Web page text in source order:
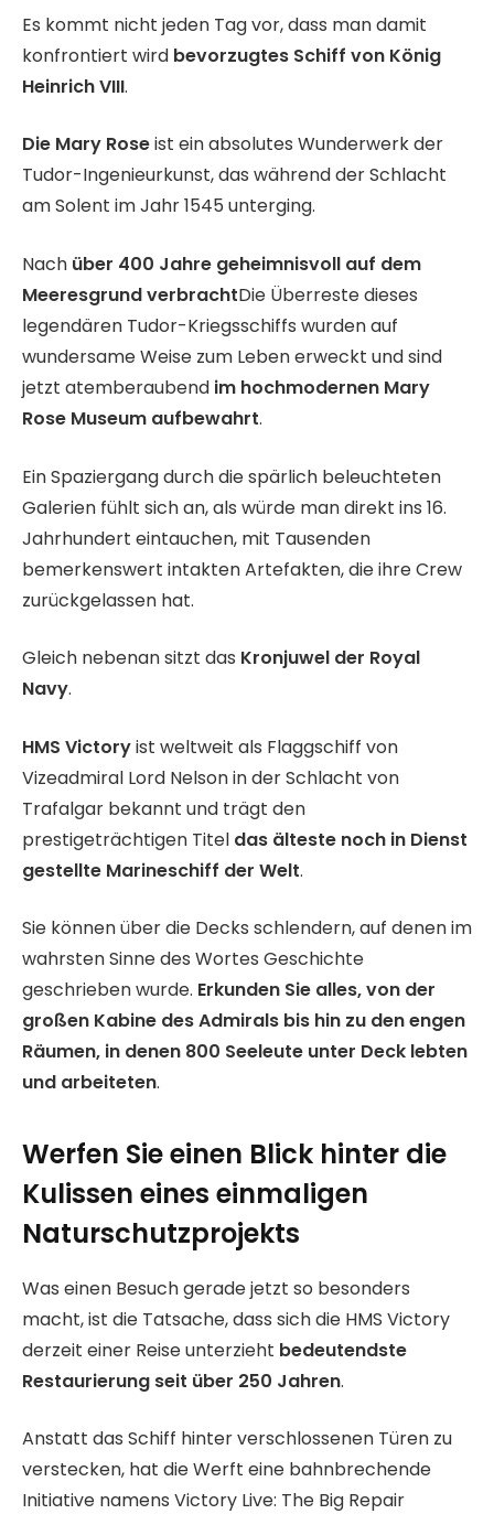
Es kommt nicht jeden Tag vor, dass man damit
konfrontiert wird bevorzugtes Schiff von König
Heinrich VIII.
Die Mary Roseist ein absolutes Wunderwerk der
Tudor-Ingenieurkunst, das während der Schlacht
am Solent im Jahr 1545 unterging.
Nach über 400 Jahre geheimnisvoll auf dem
Meeresgrund verbrachtDie Überreste dieses
legendären Tudor-Kriegsschiffs wurden auf
wundersame Weise zum Leben erweckt und sind
jetzt atemberaubend im hochmodernen Mary
Rose Museum aufbewahrt.
Ein Spaziergang durch die spärlich beleuchteten
Galerien fühlt sich an, als würde man direkt ins 16.
Jahrhundert eintauchen, mit Tausenden
bemerkenswert intakten Artefakten, die ihre Crew
zurückgelassen hat.
Gleich nebenan sitzt das Kronjuwel der Royal
Navy.
HMS Victoryist weltweit als Flaggschiff von
Vizeadmiral Lord Nelson in der Schlacht von
Trafalgar bekannt und trägt den
prestigeträchtigen Titel das älteste noch in Dienst
gestellte Marineschiff der Welt.
Sie können über die Decks schlendern, auf denen im
wahrsten Sinne des Wortes Geschichte
geschrieben wurde. Erkunden Sie alles, von der
großen Kabine des Admirals bis hin zu den engen
Räumen, in denen 800 Seeleute unter Deck lebten
und arbeiteten.
Werfen Sie einen Blick hinter die
Kulissen eines einmaligen
Naturschutzprojekts
Was einen Besuch gerade jetzt so besonders
macht, ist die Tatsache, dass sich die HMS Victory
derzeit einer Reise unterzieht bedeutendste
Restaurierung seit über 250 Jahren.
Anstatt das Schiff hinter verschlossenen Türen zu
verstecken, hat die Werft eine bahnbrechende
Initiative namens Victory Live: The Big Repair